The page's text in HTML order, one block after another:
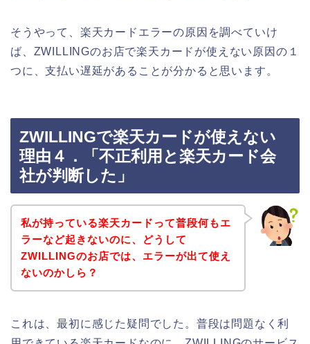
そうやって、楽天カードエラーの原因を調べていけ
ば、ZWILLINGのお店で楽天カードが使えない原因の１
つに、支払い遅延があることが分かると思います。
ZWILLINGで楽天カードが使えない
理由４．「不正利用と楽天カード会
社が判断した」
私が持っている楽天カードって普段何もエ
ラーなど起きないのに、どうして
ZWILLINGのお店では、エラーが出て使え
ないのかしら？
これは、最初に感じた疑問でした。普段は問題なく利